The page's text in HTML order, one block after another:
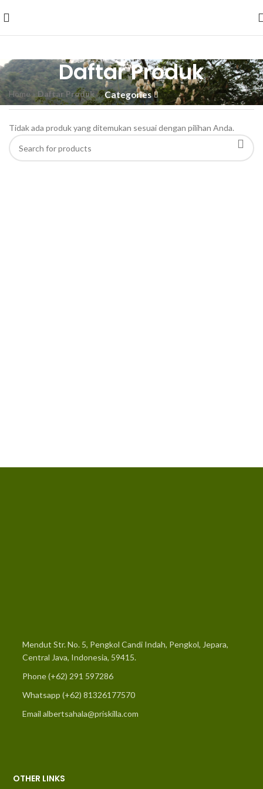
Daftar Produk
Categories
Home» Daftar Produk
Tidak ada produk yang ditemukan sesuai dengan pilihan Anda.
Mendut Str. No. 5, Pengkol Candi Indah, Pengkol, Jepara,
Central Java, Indonesia, 59415.
Phone (+62) 291 597286
Whatsapp (+62) 81326177570
Email albertsahala@priskilla.com
OTHER LINKS